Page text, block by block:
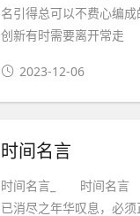
名引得总可以不费心编
创新有时需要离开常走
2023-12-06
时间名言
时间名言_ 时间名言
已消尽之年华叹息，必